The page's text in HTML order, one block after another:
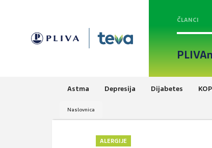
ČLANCI
Astma Depresija Dijabetes
Naslovnica
ALERGIJE